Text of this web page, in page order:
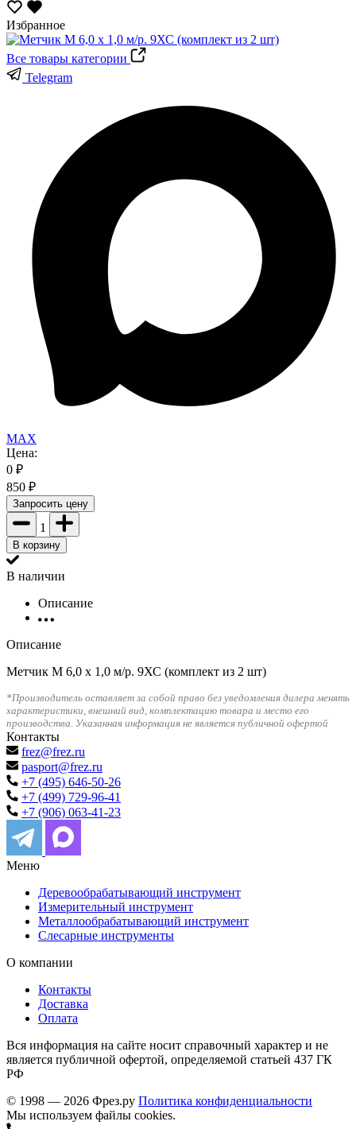
Избранное
Все товары категории
Telegram
MAX
Цена:
0 ₽
850 ₽
Запросить цену
1
В корзину
В наличии
Описание
Описание
Метчик М 6,0 х 1,0 м/р. 9ХС (комплект из 2 шт)
*Производитель оставляет за собой право без уведомления дилера менять
характеристики, внешний вид, комплектацию товара и место его
производства. Указанная информация не является публичной офертой
Контакты
frez@frez.ru
pasport@frez.ru
+7 (495) 646-50-26
+7 (499) 729-96-41
+7 (906) 063-41-23
Меню
Деревообрабатывающий инструмент
Измерительный инструмент
Металлообрабатывающий инструмент
Слесарные инструменты
О компании
Контакты
Доставка
Оплата
Вся информация на сайте носит справочный характер и не
является публичной офертой, определяемой статьей 437 ГК
РФ
© 1998 — 2026 Фрез.ру Политика конфиденциальности
Мы используем файлы cookies.